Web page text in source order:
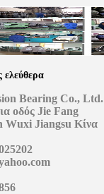
ελεύθερα
Bearing Co., Ltd.
οδός Jie Fang
Wuxi Jiangsu Κίνα